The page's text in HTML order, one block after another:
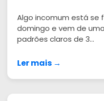
Algo incomum está se
domingo e vem de
padrões claros de 3...
Ler mais →